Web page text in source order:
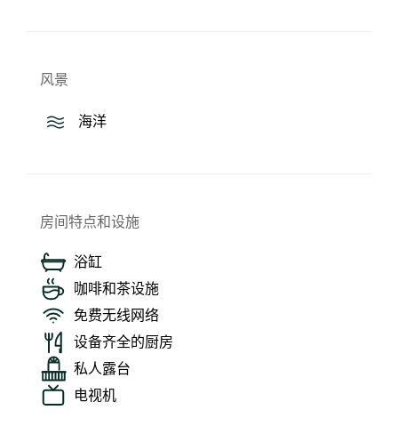
风景
海洋
房间特点和设施
浴缸
咖啡和茶设施
免费无线网络
设备齐全的厨房
私人露台
电视机